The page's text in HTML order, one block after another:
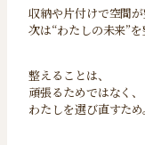
収納や片付けで空間が
次は“わたしの未来”を
整えることは、
頑張るためではなく、
わたしを選び直すため。